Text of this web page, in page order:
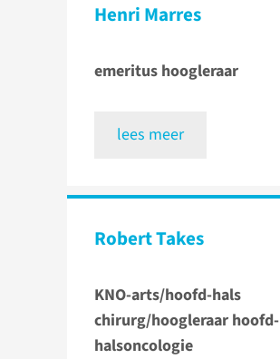
Henri Marres
emeritus hoogleraar
lees meer
Robert Takes
KNO-arts/hoofd-hals
chirurg/hoogleraar hoofd-
halsoncologie